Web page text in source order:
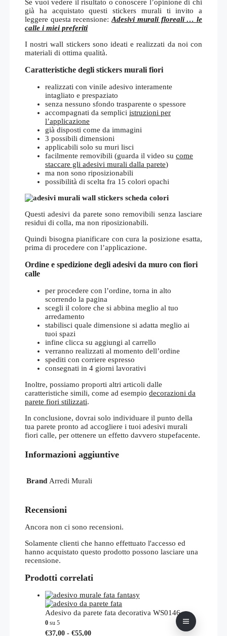
Se vuoi vedere il risultato o conoscere l’opinione di chi
già ha acquistato questi stickers murali ti invito a
leggere questa recensione:Adesivi murali floreali … le
calle i miei preferiti
I nostri wall stickers sono ideati e realizzati da noi con
materiali di ottima qualità.
Caratteristiche degli stickers murali fiori
realizzati con vinile adesivo interamente
intagliato e prespaziato
senza nessuno sfondo trasparente o spessore
accompagnati da semplici istruzioni per
l’applicazione
già disposti come da immagini
3 possibili dimensioni
applicabili solo su muri lisci
facilmente removibili (guarda il video su come
staccare gli adesivi murali dalla parete)
ma non sono riposizionabili
possibilità di scelta fra 15 colori opachi
Questi adesivi da parete sono removibili senza lasciare
residui di colla, ma non riposizionabili.
Quindi bisogna pianificare con cura la posizione esatta,
prima di procedere con l’applicazione.
Ordine e spedizione degli adesivi da muro con fiori
calle
per procedere con l’ordine, torna in alto
scorrendo la pagina
scegli il colore che si abbina meglio al tuo
arredamento
stabilisci quale dimensione si adatta meglio ai
tuoi spazi
infine clicca su aggiungi al carrello
verranno realizzati al momento dell’ordine
spediti con corriere espresso
consegnati in 4 giorni lavorativi
Inoltre, possiamo proporti altri articoli dalle
caratteristiche simili, come ad esempio decorazioni da
parete fiori stilizzati.
In conclusione, dovrai solo individuare il punto della
tua parete pronto ad accogliere i tuoi adesivi murali
fiori calle, per ottenere un effetto davvero stupefacente.
Informazioni aggiuntive
Brand Arredi Murali
Recensioni
Ancora non ci sono recensioni.
Solamente clienti che hanno effettuato l'accesso ed
hanno acquistato questo prodotto possono lasciare una
recensione.
Prodotti correlati
Adesivo da parete fata decorativa WS0146
0 su 5
€37,00 - €55,00Fascia
Questo